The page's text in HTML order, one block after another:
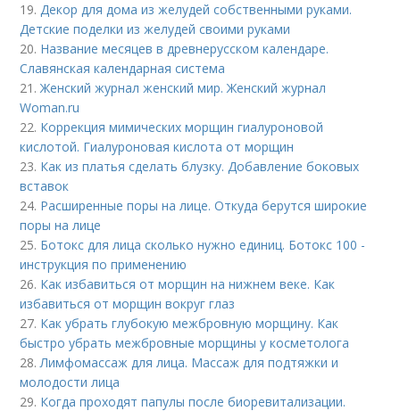
19.Декор для дома из желудей собственными руками.
Детские поделки из желудей своими руками
20. Название месяцев в древнерусском календаре.
Славянская календарная система
21.Женский журнал женский мир. Женский журнал
Woman.ru
22. Коррекция мимических морщин гиалуроновой
кислотой. Гиалуроновая кислота от морщин
23. Как из платья сделать блузку. Добавление боковых
вставок
24. Расширенные поры на лице. Откуда берутся широкие
поры на лице
25. Ботокс для лица сколько нужно единиц. Ботокс 100 -
инструкция по применению
26. Как избавиться от морщин на нижнем веке. Как
избавиться от морщин вокруг глаз
27. Как убрать глубокую межбровную морщину. Как
быстро убрать межбровные морщины у косметолога
28.Лимфомассаж для лица. Массаж для подтяжки и
молодости лица
29. Когда проходят папулы после биоревитализации.